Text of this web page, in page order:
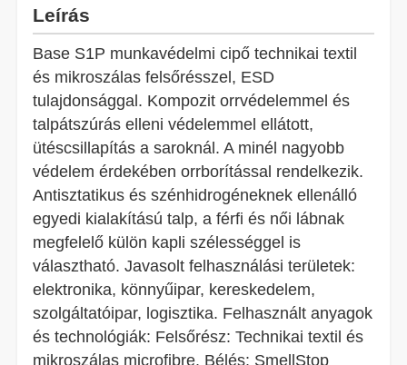
Leírás
Base S1P munkavédelmi cipő technikai textil
és mikroszálas felsőrésszel, ESD
tulajdonsággal. Kompozit orrvédelemmel és
talpátszúrás elleni védelemmel ellátott,
ütéscsillapítás a saroknál. A minél nagyobb
védelem érdekében orrborítással rendelkezik.
Antisztatikus és szénhidrogéneknek ellenálló
egyedi kialakítású talp, a férfi és női lábnak
megfelelő külön kapli szélességgel is
választható. Javasolt felhasználási területek:
elektronika, könnyűipar, kereskedelem,
szolgáltatóipar, logisztika. Felhasznált anyagok
és technológiák: Felsőrész: Technikai textil és
mikroszálas microfibre. Bélés: SmellStop